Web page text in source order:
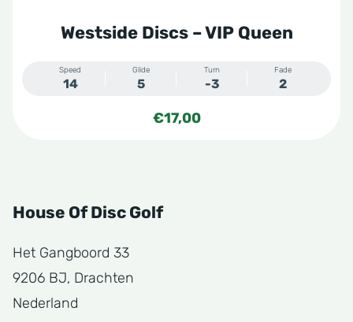
Westside Discs – VIP Queen
Speed
14
Glide
5
Turn
-3
Fade
2
€17,00
House Of Disc Golf
Het Gangboord 33
9206 BJ, Drachten
Nederland